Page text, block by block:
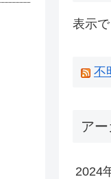
表示
不
ア
2024